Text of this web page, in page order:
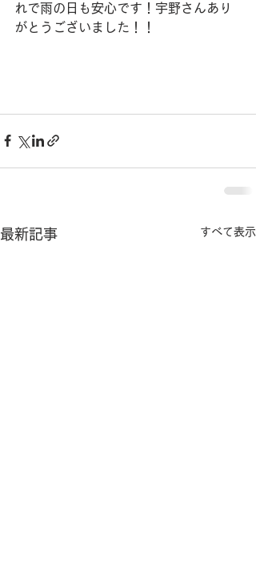
れで雨の日も安心です！宇野さんあり
がとうございました！！
最新記事 すべて表示